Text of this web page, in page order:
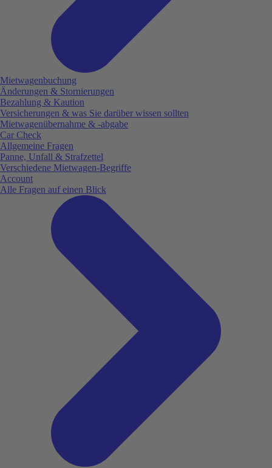
Mietwagenbuchung
Änderungen & Stornierungen
Bezahlung & Kaution
Versicherungen & was Sie darüber wissen sollten
Mietwagenübernahme & -abgabe
Car Check
Allgemeine Fragen
Panne, Unfall & Strafzettel
Verschiedene Mietwagen-Begriffe
Account
Alle Fragen auf einen Blick